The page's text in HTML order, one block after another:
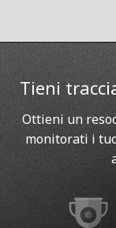
Tieni
Ottieni un
monitorati i